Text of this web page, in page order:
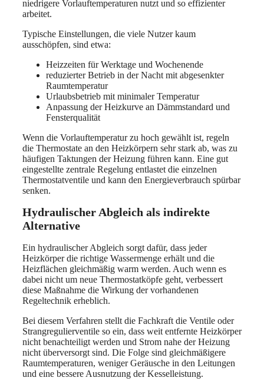
niedrigere Vorlauftemperaturen nutzt und so effizienter
arbeitet.
Typische Einstellungen, die viele Nutzer kaum
ausschöpfen, sind etwa:
Heizzeiten für Werktage und Wochenende
reduzierter Betrieb in der Nacht mit abgesenkter
Raumtemperatur
Urlaubsbetrieb mit minimaler Temperatur
Anpassung der Heizkurve an Dämmstandard und
Fensterqualität
Wenn die Vorlauftemperatur zu hoch gewählt ist, regeln
die Thermostate an den Heizkörpern sehr stark ab, was zu
häufigen Taktungen der Heizung führen kann. Eine gut
eingestellte zentrale Regelung entlastet die einzelnen
Thermostatventile und kann den Energieverbrauch spürbar
senken.
Hydraulischer Abgleich als indirekte
Alternative
Ein hydraulischer Abgleich sorgt dafür, dass jeder
Heizkörper die richtige Wassermenge erhält und die
Heizflächen gleichmäßig warm werden. Auch wenn es
dabei nicht um neue Thermostatköpfe geht, verbessert
diese Maßnahme die Wirkung der vorhandenen
Regeltechnik erheblich.
Bei diesem Verfahren stellt die Fachkraft die Ventile oder
Strangregulierventile so ein, dass weit entfernte Heizkörper
nicht benachteiligt werden und Strom nahe der Heizung
nicht überversorgt sind. Die Folge sind gleichmäßigere
Raumtemperaturen, weniger Geräusche in den Leitungen
und eine bessere Ausnutzung der Kesselleistung.